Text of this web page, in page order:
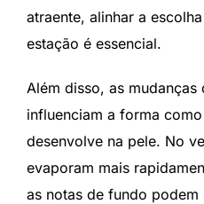
atraente, alinhar a
estação é essencial.
Além disso, as mudanças
influenciam a forma
desenvolve na pele. No
evaporam mais
as notas de fundo